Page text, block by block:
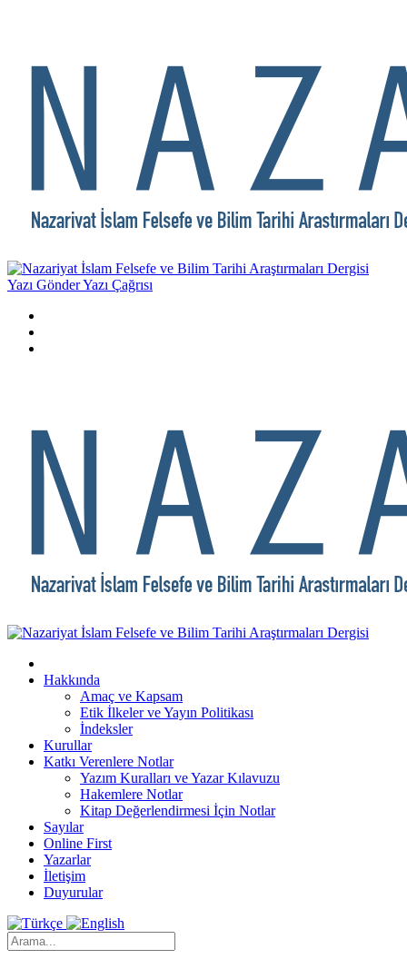
Yazı GönderYazı Çağrısı
Hakkında
Amaç ve Kapsam
Etik İlkeler ve Yayın Politikası
İndeksler
Kurullar
Katkı Verenlere Notlar
Yazım Kuralları ve Yazar Kılavuzu
Hakemlere Notlar
Kitap Değerlendirmesi İçin Notlar
Sayılar
Online First
Yazarlar
İletişim
Duyurular